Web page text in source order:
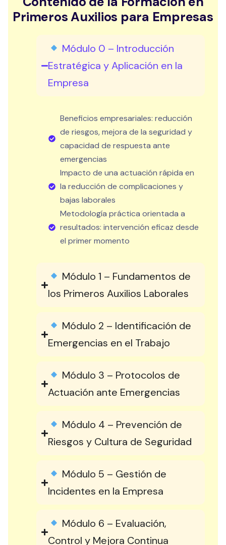
Primeros Auxilios para Empresas
Módulo 0 – Introducción
Estratégica y Aplicación en la
Empresa
Beneficios empresariales: reducción
de riesgos, mejora de la seguridad y
capacidad de respuesta ante
emergencias
Impacto de una actuación rápida en
la reducción de complicaciones y
bajas laborales
Metodología práctica orientada a
resultados: intervención eficaz desde
el primer momento
Módulo 1 – Fundamentos de
los Primeros Auxilios Laborales
Módulo 2 – Identificación de
Emergencias en el Trabajo
Módulo 3 – Protocolos de
Actuación ante Emergencias
Módulo 4 – Prevención de
Riesgos y Cultura de Seguridad
Módulo 5 – Gestión de
Incidentes en la Empresa
Módulo 6 – Evaluación,
Control y Mejora Continua